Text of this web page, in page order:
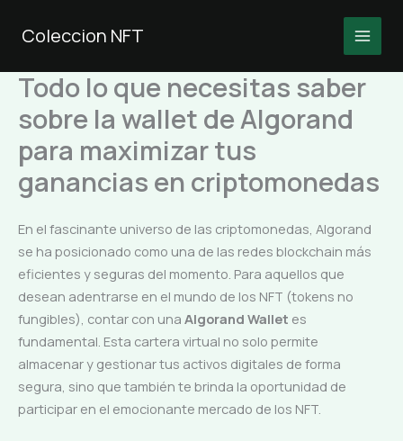
Coleccion NFT
Todo lo que necesitas saber
sobre la wallet de Algorand
para maximizar tus
ganancias en criptomonedas
En el fascinante universo de las criptomonedas, Algorand
se ha posicionado como una de las redes blockchain más
eficientes y seguras del momento. Para aquellos que
desean adentrarse en el mundo de los NFT (tokens no
fungibles), contar con una Algorand Wallet es
fundamental. Esta cartera virtual no solo permite
almacenar y gestionar tus activos digitales de forma
segura, sino que también te brinda la oportunidad de
participar en el emocionante mercado de los NFT.